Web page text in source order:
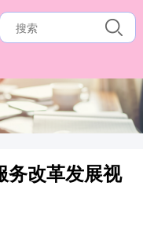
务改革发展视